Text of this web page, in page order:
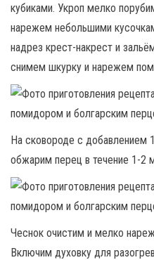
кубиками. Укроп мелко
нарежем небольшими
надрез крест-накрест и
снимем шкурку и нарежем
На сковороде с добавлением
обжарим перец в течение 1-2
Чеснок очистим и мелко
Включим духовку для